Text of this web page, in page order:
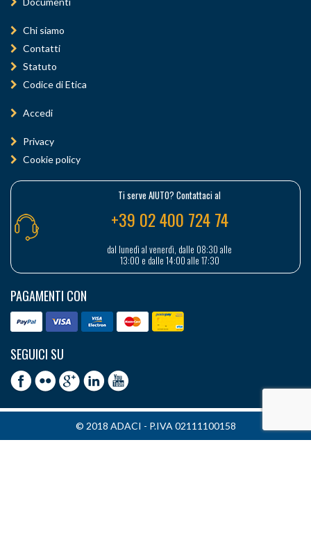
Chi siamo
Contatti
Statuto
Codice di Etica
Accedi
Privacy
Cookie policy
Ti serve AIUTO? Contattaci al
+39 02 400 724 74
dal lunedì al venerdì, dalle 08:30 alle
13:00 e dalle 14:00 alle 17:30
PAGAMENTI CON
SEGUICI SU
© 2018 ADACI - P.IVA 02111100158